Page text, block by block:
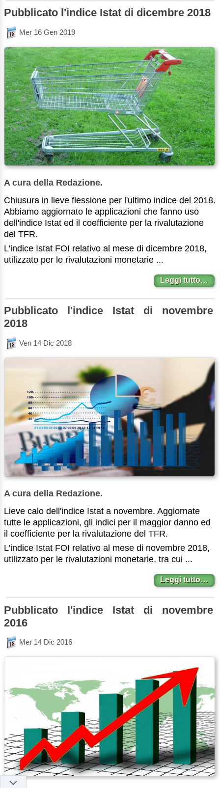
Pubblicato l'indice Istat di dicembre 2018
Mer 16 Gen 2019
A cura della Redazione.
Chiusura in lieve flessione per l'ultimo indice del 2018.
Abbiamo aggiornato le applicazioni che fanno uso
dell'indice Istat ed il coefficiente per la rivalutazione
del TFR.
L'indice Istat FOI relativo al mese di dicembre 2018,
utilizzato per le rivalutazioni monetarie ...
Leggi tutto…
Pubblicato l'indice Istat di novembre
2018
Ven 14 Dic 2018
A cura della Redazione.
Lieve calo dell'indice Istat a novembre. Aggiornate
tutte le applicazioni, gli indici per il maggior danno ed
il coefficiente per la rivalutazione del TFR.
L'indice Istat FOI relativo al mese di novembre 2018,
utilizzato per le rivalutazioni monetarie, tra cui ...
Leggi tutto…
Pubblicato l'indice Istat di novembre
2016
Mer 14 Dic 2016